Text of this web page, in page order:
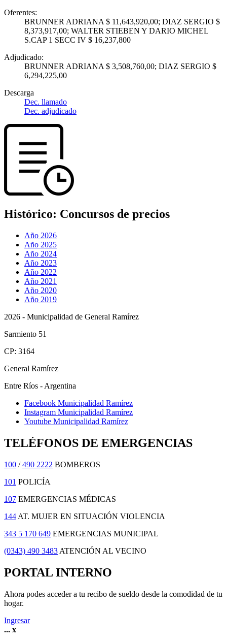
Oferentes:
BRUNNER ADRIANA $ 11,643,920,00; DIAZ SERGIO $
8,373,917,00; WALTER STIEBEN Y DARIO MICHEL
S.CAP 1 SECC IV $ 16,237,800
Adjudicado:
BRUNNER ADRIANA $ 3,508,760,00; DIAZ SERGIO $
6,294,225,00
Descarga
Dec. llamado
Dec. adjudicado
Histórico: Concursos de precios
Año 2026
Año 2025
Año 2024
Año 2023
Año 2022
Año 2021
Año 2020
Año 2019
2026 - Municipalidad de General Ramírez
Sarmiento 51
CP: 3164
General Ramírez
Entre Ríos - Argentina
Facebook Municipalidad Ramírez
Instagram Municipalidad Ramírez
Youtube Municipalidad Ramírez
TELÉFONOS DE EMERGENCIAS
100 /490 2222 BOMBEROS
101 POLICÍA
107 EMERGENCIAS MÉDICAS
144 AT. MUJER EN SITUACIÓN VIOLENCIA
343 5 170 649 EMERGENCIAS MUNICIPAL
(0343) 490 3483 ATENCIÓN AL VECINO
PORTAL INTERNO
Ahora podes acceder a tu recibo de sueldo desde la comodidad de tu
hogar.
Ingresar
... x